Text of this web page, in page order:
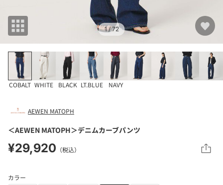
1/ 72
COBALT WHITE BLACK LT.BLUE NAVY
AEWEN MATOPH
＜AEWEN MATOPH＞デニムカーブパンツ
¥29,920 （税込）
カラー